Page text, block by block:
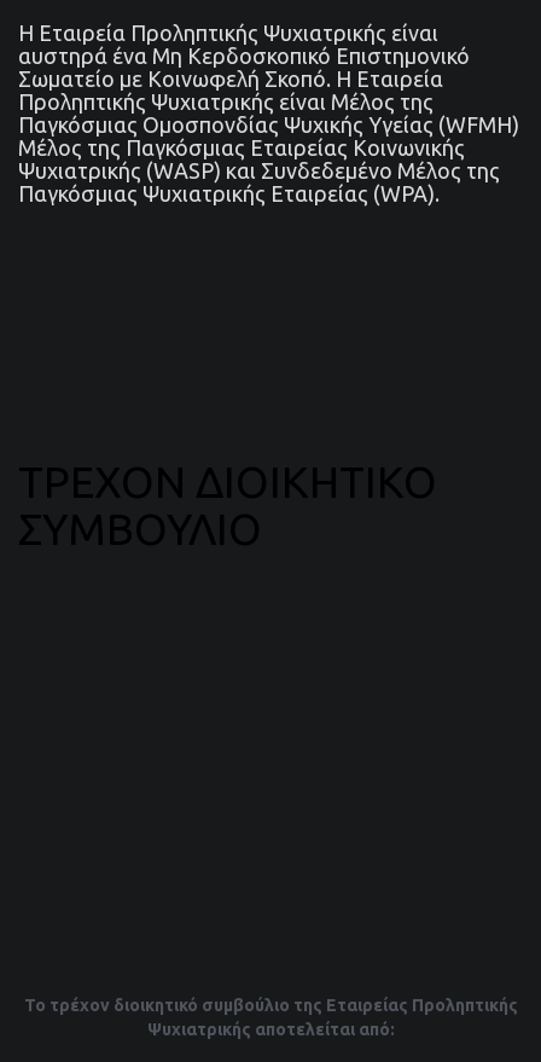
Η Εταιρεία Προληπτικής Ψυχιατρικής είναι
αυστηρά ένα Μη Κερδοσκοπικό Επιστημονικό
Σωματείο με Κοινωφελή Σκοπό. Η Εταιρεία
Προληπτικής Ψυχιατρικής είναι Μέλος της
Παγκόσμιας Ομοσπονδίας Ψυχικής Υγείας (WFMH)
Μέλος της Παγκόσμιας Εταιρείας Κοινωνικής
Ψυχιατρικής (WASP) και Συνδεδεμένο Μέλος της
Παγκόσμιας Ψυχιατρικής Εταιρείας (WPA).
ΤΡΕΧΟΝ ΔΙΟΙΚΗΤΙΚΟ
ΣΥΜΒΟΥΛΙΟ
Το τρέχον διοικητικό συμβούλιο της Εταιρείας Προληπτικής
Ψυχιατρικής αποτελείται από: